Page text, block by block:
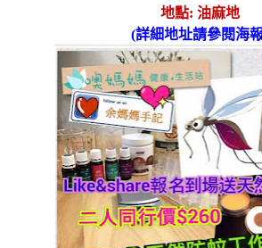
地點: 油麻地
(詳細地址請參閱海